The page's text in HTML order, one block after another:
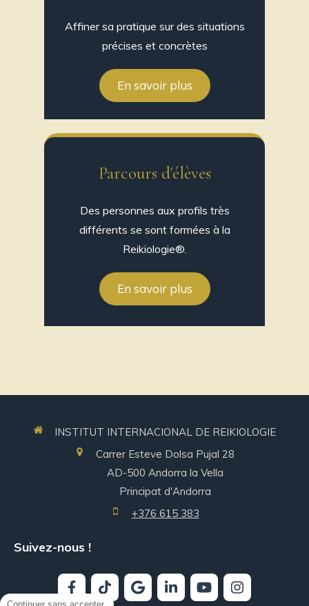
Affiner sa pratique sur des situations
précises et concrètes
En savoir plus
Parcours d'élèves
Des personnes aux profils très
différents se sont formées à la
Reikiologie®.
En savoir plus
INSTITUT INTERNACIONAL DE REIKIOLOGIE
Carrer Esteve Dolsa Pujal 28
AD-500 Andorra la Vella
Principat d'Andorra
+376 615 383
Suivez-nous !